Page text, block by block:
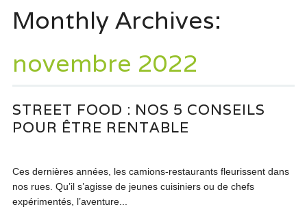
Monthly Archives:
novembre 2022
STREET FOOD : NOS 5 CONSEILS
POUR ÊTRE RENTABLE
Ces dernières années, les camions-restaurants fleurissent dans
nos rues. Qu’il s’agisse de jeunes cuisiniers ou de chefs
expérimentés, l’aventure...